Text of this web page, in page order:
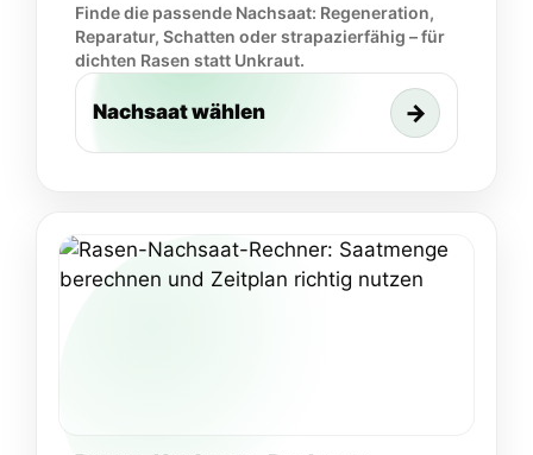
Finde die passende Nachsaat: Regeneration,
Reparatur, Schatten oder strapazierfähig – für
dichten Rasen statt Unkraut.
Nachsaat wählen →